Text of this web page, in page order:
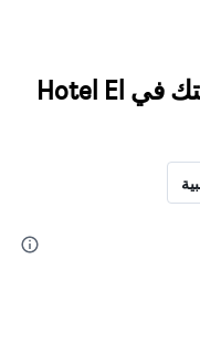
اعثر على نتائج أفضل لإقامتك في Hotel El